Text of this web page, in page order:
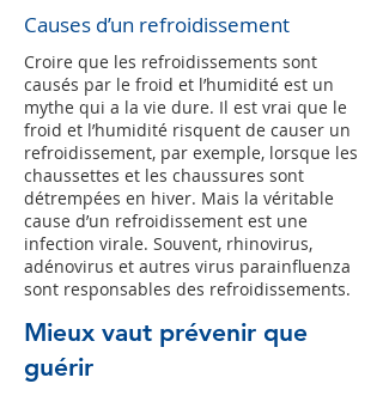
Causes d’un refroidissement
Croire que les refroidissements sont
causés par le froid et l’humidité est un
mythe qui a la vie dure. Il est vrai que le
froid et l’humidité risquent de causer un
refroidissement, par exemple, lorsque les
chaussettes et les chaussures sont
détrempées en hiver. Mais la véritable
cause d’un refroidissement est une
infection virale. Souvent, rhinovirus,
adénovirus et autres virus parainfluenza
sont responsables des refroidissements.
Mieux vaut prévenir que
guérir